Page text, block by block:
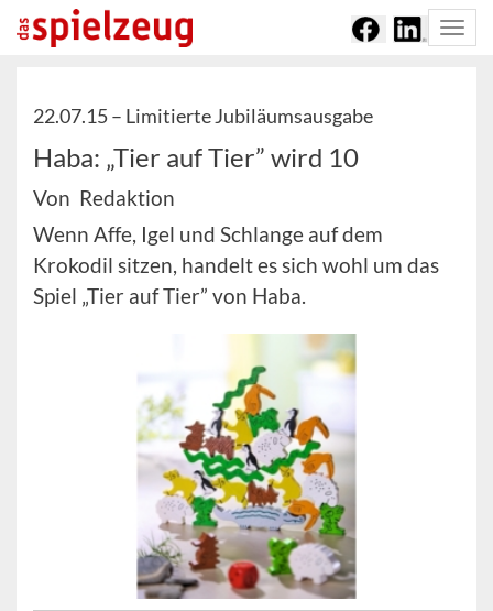
22.07.15 – Limitierte Jubiläumsausgabe
Haba: „Tier auf Tier” wird 10
Von Redaktion
Wenn Affe, Igel und Schlange auf dem
Krokodil sitzen, handelt es sich wohl um das
Spiel „Tier auf Tier” von Haba.